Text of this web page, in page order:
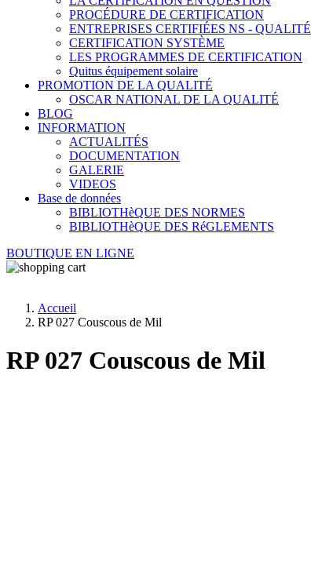
PROCÉDURE DE CERTIFICATION
ENTREPRISES CERTIFIÉES NS - QUALITÉ
CERTIFICATION SYSTÈME
LES PROGRAMMES DE CERTIFICATION
Quitus équipement solaire
PROMOTION DE LA QUALITÉ
OSCAR NATIONAL DE LA QUALITÉ
BLOG
INFORMATION
ACTUALITÉS
DOCUMENTATION
GALERIE
VIDEOS
Base de données
BIBLIOTHèQUE DES NORMES
BIBLIOTHèQUE DES RéGLEMENTS
BOUTIQUE EN LIGNE
Accueil
RP 027 Couscous de Mil
RP 027 Couscous de Mil